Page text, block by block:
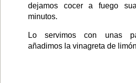
dejamos cocer a fuego
minutos.
Lo servimos con unas
añadimos la vinagreta de